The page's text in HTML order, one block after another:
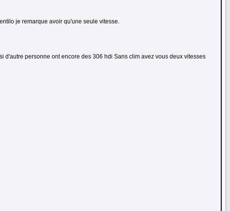
je remarque avoir qu'une seule vitesse.
personne ont encore des 306 hdi Sans clim avez vous deux vitesses